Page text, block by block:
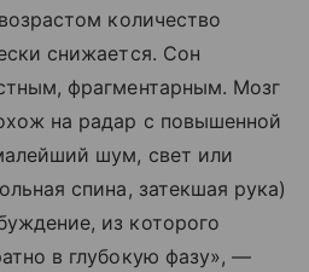
количество
снижается. Сон
фрагментарным. Мозг
на радар с повышенной
шум, свет или
спина, затекшая рука)
из которого
в глубокую фазу», —